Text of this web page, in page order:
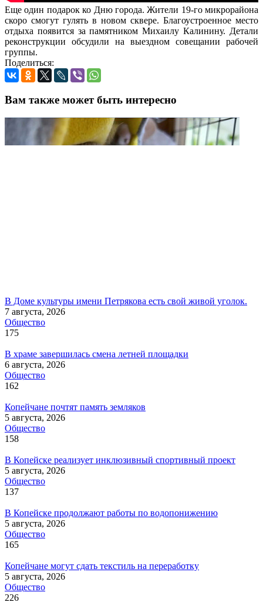
Еще один подарок ко Дню города. Жители 19-го микрорайона
скоро смогут гулять в новом сквере. Благоустроенное место
отдыха появится за памятником Михаилу Калинину. Детали
реконструкции обсудили на выездном совещании рабочей
группы.
Поделиться:
Вам также может быть интересно
В Доме культуры имени Петрякова есть свой живой уголок.
7 августа, 2026
Общество
175
В храме завершилась смена летней площадки
6 августа, 2026
Общество
162
Копейчане почтят память земляков
5 августа, 2026
Общество
158
В Копейске реализует инклюзивный спортивный проект
5 августа, 2026
Общество
137
В Копейске продолжают работы по водопонижению
5 августа, 2026
Общество
165
Копейчане могут сдать текстиль на переработку
5 августа, 2026
Общество
226